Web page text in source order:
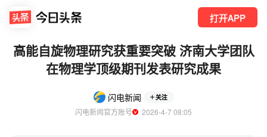
打开APP
高能自旋物理研究获重要突破 济南大学团队
在物理学顶级期刊发表研究成果
闪电新闻 关注
闪电新闻官方账号
  2026-4-7 08:05